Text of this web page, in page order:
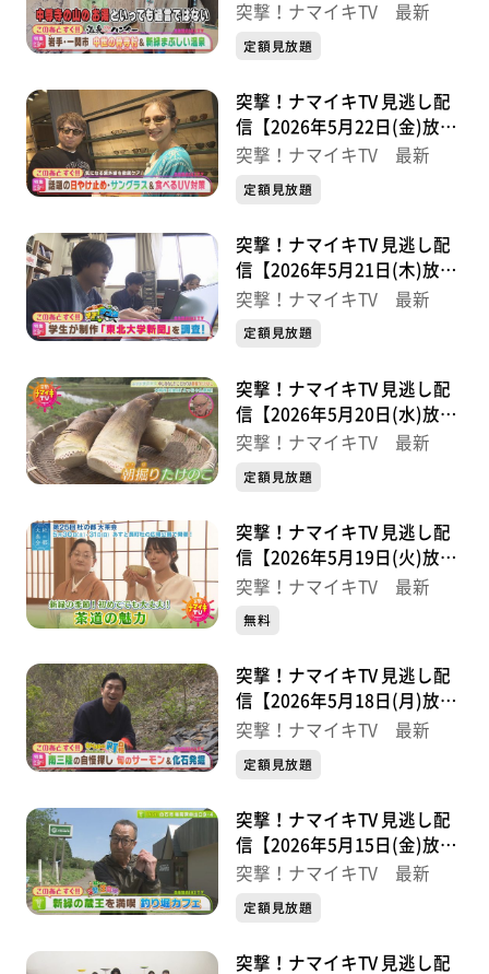
分】
突撃！ナマイキTV 最新
定額見放題
突撃！ナマイキTV 見逃し配
信【2026年5月22日(金)放送
分】
突撃！ナマイキTV 最新
定額見放題
突撃！ナマイキTV 見逃し配
信【2026年5月21日(木)放送
分】
突撃！ナマイキTV 最新
定額見放題
突撃！ナマイキTV 見逃し配
信【2026年5月20日(水)放送
分】
突撃！ナマイキTV 最新
定額見放題
突撃！ナマイキTV 見逃し配
信【2026年5月19日(火)放送
分】
突撃！ナマイキTV 最新
無料
突撃！ナマイキTV 見逃し配
信【2026年5月18日(月)放送
分】
突撃！ナマイキTV 最新
定額見放題
突撃！ナマイキTV 見逃し配
信【2026年5月15日(金)放送
分】
突撃！ナマイキTV 最新
定額見放題
突撃！ナマイキTV 見逃し配